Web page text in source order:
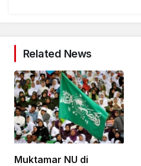
Related News
Muktamar NU di